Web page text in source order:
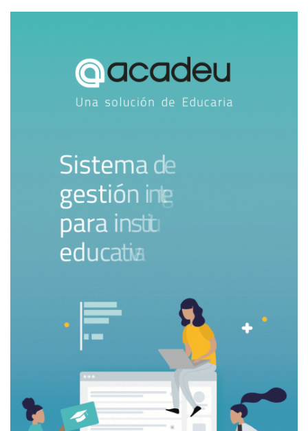
por competencias.
En América Latina, la adopción de los CPC fue impulsada
enfoque como vehículo para la empleabilidad y la
integración a la economía global. Países como México,
Colombia, Chile y Perú rediseñaron sus planes de estudio
hacia marcos competenciales, especialmente en
educación básica y técnica. Sin embargo, la investigación
regional, como la de Juan Carlos Tedesco en Argentina
traslado se dio muchas veces sin la infraestructura
pedagógica necesaria, derivando en currículos recargados
de indicadores, poco contextualizados y difíciles de
implementar en aulas con alta desigualdad de recursos. En
lugar de promover equidad, el énfasis en “competencias
transferibles” terminó muchas veces reforzando la
fragmentación de los aprendizajes y reduciendo la
centralidad de las disciplinas en escuelas ya vulnerables.